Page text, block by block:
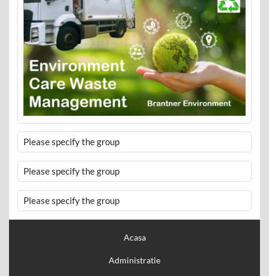
Please specify the group
Please specify the group
Please specify the group
Acasa
Administratie